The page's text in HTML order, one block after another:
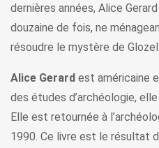
dernières années, Alice
douzaine de fois, ne
résoudre le mystère de Glozel.
Alice Gerard est américaine
des études d’archéologie,
Elle est retournée à
1990. Ce livre est le résultat